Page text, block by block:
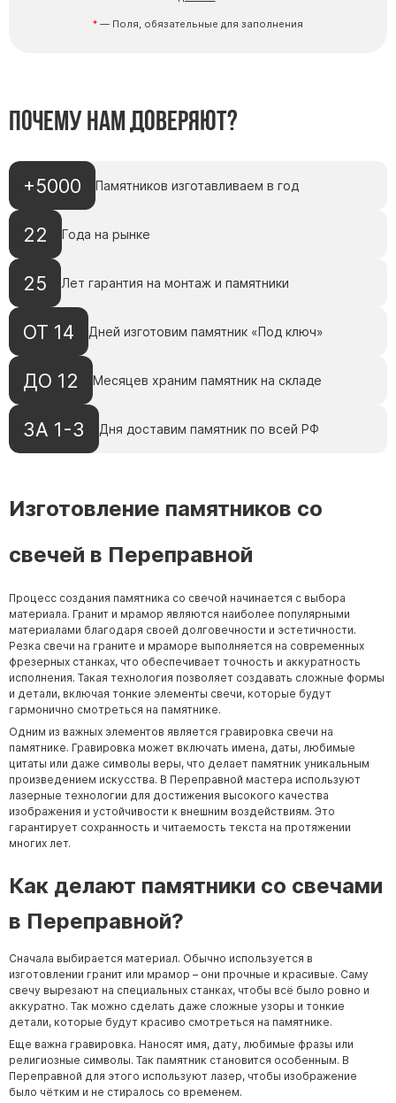
— Поля, обязательные для заполнения
Почему нам доверяют?
+5000 Памятников изготавливаем в год
22 Года на рынке
25 Лет гарантия на монтаж и памятники
ОТ 14 Дней изготовим памятник «Под ключ»
ДО 12 Месяцев храним памятник на складе
ЗА 1-3 Дня доставим памятник по всей РФ
Изготовление памятников со
свечей в Переправной
Процесс создания памятника со свечой начинается с выбора
материала. Гранит и мрамор являются наиболее популярными
материалами благодаря своей долговечности и эстетичности.
Резка свечи на граните и мраморе выполняется на современных
фрезерных станках, что обеспечивает точность и аккуратность
исполнения. Такая технология позволяет создавать сложные формы
и детали, включая тонкие элементы свечи, которые будут
гармонично смотреться на памятнике.
Одним из важных элементов является гравировка свечи на
памятнике. Гравировка может включать имена, даты, любимые
цитаты или даже символы веры, что делает памятник уникальным
произведением искусства. В Переправной мастера используют
лазерные технологии для достижения высокого качества
изображения и устойчивости к внешним воздействиям. Это
гарантирует сохранность и читаемость текста на протяжении
многих лет.
Как делают памятники со свечами
в Переправной?
Сначала выбирается материал. Обычно используется в
изготовлении гранит или мрамор – они прочные и красивые. Саму
свечу вырезают на специальных станках, чтобы всё было ровно и
аккуратно. Так можно сделать даже сложные узоры и тонкие
детали, которые будут красиво смотреться на памятнике.
Еще важна гравировка. Наносят имя, дату, любимые фразы или
религиозные символы. Так памятник становится особенным. В
Переправной для этого используют лазер, чтобы изображение
было чётким и не стиралось со временем.